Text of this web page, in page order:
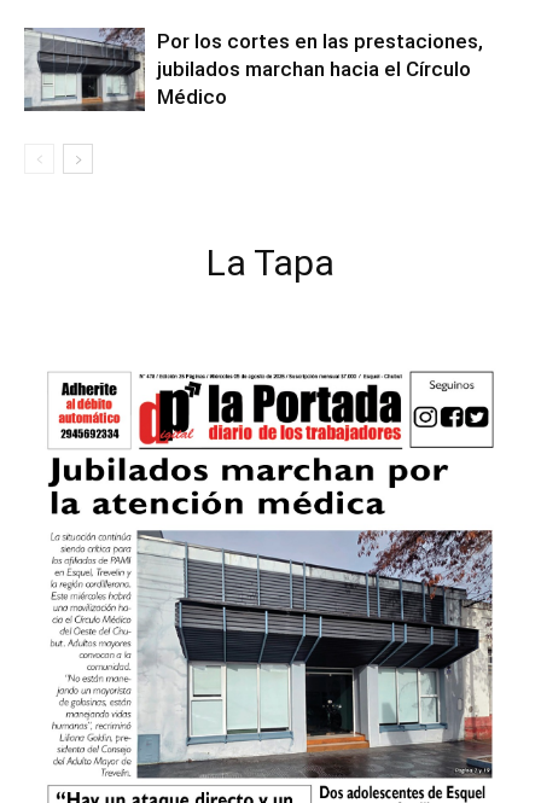
Por los cortes en las prestaciones,
jubilados marchan hacia el Círculo
Médico
La Tapa